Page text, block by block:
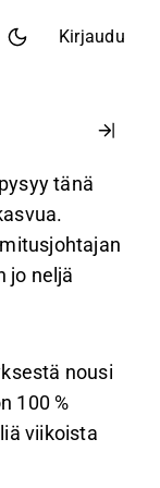
Kirjaudu
tänä
jo neljä
nousi
100 %
viikoista